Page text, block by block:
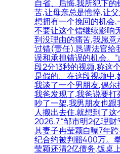
自省、后悔,我所犯下
苦,让母亲总是憔悴,让
想拥有一个挽回的机会
不要让这个错继续影响
到没理由的痛苦,我愿
过错(责任),恳请法官给
误和承担错误的机会。
段2分13秒的视频,称这
是假的。在这段视频中,
我谈了一个男朋友,偶
我爸发现了,我爸说要
吵了一架,我男朋友也
人搬出去住,就想到了
2026.7 “邹市明2亿理财
其妻子冉莹颖自曝7年
纪合约被判赔400万。
莹颖还清2亿债务,饭桌